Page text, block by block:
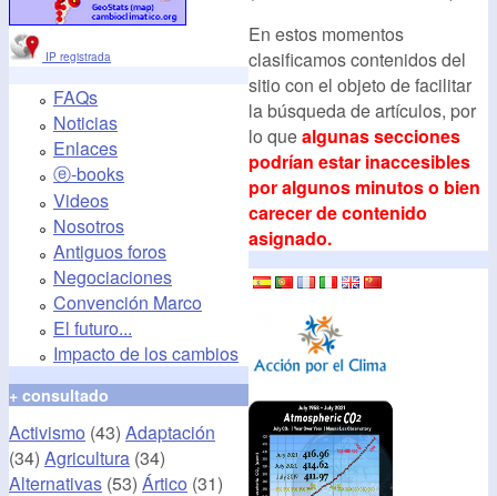
IP registrada
FAQs
Noticias
Enlaces
ⓔ-books
Videos
Nosotros
Antiguos foros
Negociaciones
Convención Marco
El futuro...
Impacto de los cambios
+ consultado
Activismo (43) Adaptación
(34) Agricultura (34)
Alternativas (53) Ártico (31)
En estos momentos
clasificamos contenidos del
sitio con el objeto de facilitar
la búsqueda de artículos, por
lo quealgunas secciones
podrían estar inaccesibles
por algunos minutos o bien
carecer de contenido
asignado.